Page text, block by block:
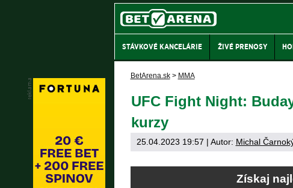
STÁVKOVÉ KANCELÁRIE ŽIVÉ PRENOSY
BetArena.sk > MMA
UFC Fight Night:
kurzy
25.04.2023 19:57 | Autor: Michal
Získaj